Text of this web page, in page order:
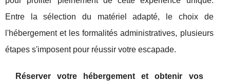
Entre la sélection du matériel adapté, le choix de
l'hébergement et les formalités administratives, plusieurs
étapes s'imposent pour réussir votre escapade.
Réserver votre hébergement et obtenir vos